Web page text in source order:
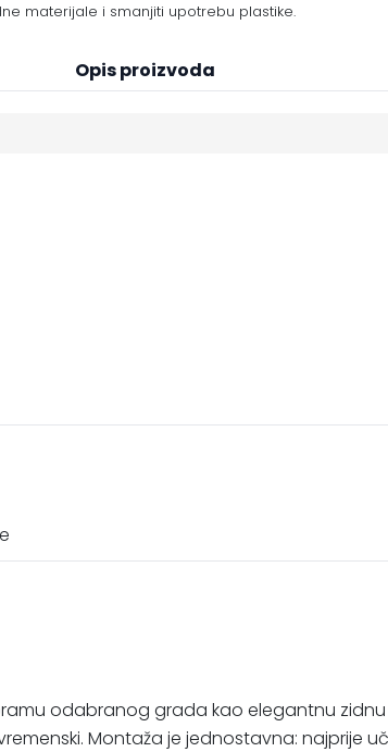
materijale i smanjiti upotrebu plastike.
Opis proizvoda
odabranog grada kao elegantnu
Montaža je jednostavna: najprije